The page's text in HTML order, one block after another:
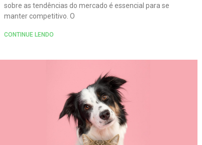
sobre as tendências do mercado é essencial para se
manter competitivo. O
CONTINUE LENDO